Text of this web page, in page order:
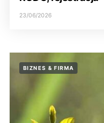
23/06/2026
BIZNES & FIRMA